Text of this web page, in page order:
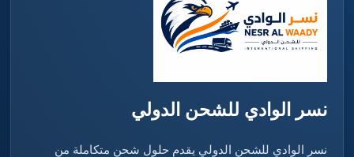
نسر الوادي للشحن الدولي
نسر الوادي للشحن الدولي يقدم حلول شحن متكاملة من